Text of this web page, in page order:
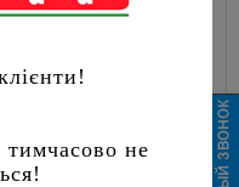
тимчасово не